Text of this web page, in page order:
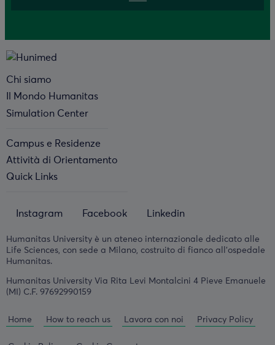
Humanitas University è un ateneo internazionale dedicato alle
Life Sciences, con sede a Milano, costruito di fianco all'ospedale
Humanitas.
Humanitas University Via Rita Levi Montalcini 4 Pieve Emanuele
(MI) C.F. 97692990159
Home How to reach us Lavora con noi Privacy Policy
Chi siamo
Il Mondo Humanitas
Simulation Center
Campus e Residenze
Attività di Orientamento
Quick Links
Instagram Facebook Linkedin